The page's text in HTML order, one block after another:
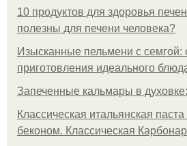
10 продуктов для здоровья
полезны для печени человека?
Изысканные пельмени с семгой:
приготовления идеального
Запеченные кальмары в
Классическая итальянская
беконом. Классическая